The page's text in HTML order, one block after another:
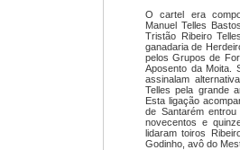
O cartel era
Manuel Telles
Tristão Ribeiro
ganadaria de
pelos Grupos de
Aposento da Moita.
assinalam
Telles pela grande
Esta ligação
de Santarém
novecentos e
lidaram toiros
Godinho, avô do